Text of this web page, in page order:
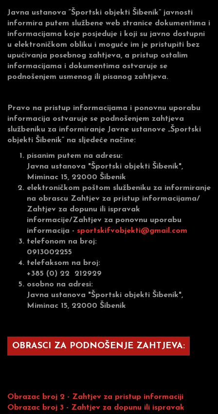
Javna ustanova “Športski objekti Šibenik” javnosti
informira putem službene web stranice dokumentima i
informacijama koje posjeduje i koji su javno dostupni
u elektroničkom obliku i moguće im je pristupiti bez
upućivanja posebnog zahtjeva, a pristup ostalim
informacijama i dokumentima ostvaruje se
podnošenjem usmenog ili pisanog zahtjeva.
Pravo na pristup informacijama i ponovnu uporabu
informacija ostvaruje se podnošenjem zahtjeva
službeniku za informiranje Javne ustanove „Športski
objekti Šibenik“ na sljedeće načine:
pisanim putem na adresu:
Javna ustanova "Športski objekti Šibenik",
Miminac 15, 22000 Šibenik
elektroničkom poštom službeniku za informiranje
na obrascu Zahtjev za pristup informacijama/
Zahtjev za dopunu ili ispravak
informacije/Zahtjev za ponovnu uporabu
informacija - sportskifvobjekti@gmail.com
telefonom na broj:
0913002255
telefaksom na broj:
+385 (0) 22 212929
osobno na adresi:
Javna ustanova "Športski objekti Šibenik",
Miminac 15, 22000 Šibenik
OBRASCI ZA PODNOŠENJE ZAHTJEVA:
Obrazac broj 2 - Zahtjev za pristup informaciji
Obrazac broj 3 - Zahtjev za dopunu ili ispravak